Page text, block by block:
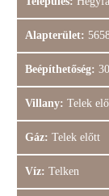
Alapterület:
Beépíthetőség:
Villany: Telek
Gáz: Telek előtt
Víz: Telken